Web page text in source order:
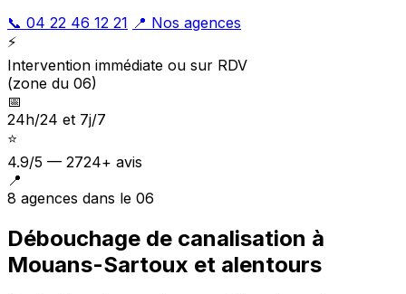
📞 04 22 46 12 21 📍 Nos agences
⚡
Intervention immédiate ou sur RDV
(zone du 06)
📅
24h/24 et 7j/7
⭐
4.9/5 — 2724+ avis
📍
8 agences dans le 06
Débouchage de canalisation à
Mouans-Sartoux et alentours